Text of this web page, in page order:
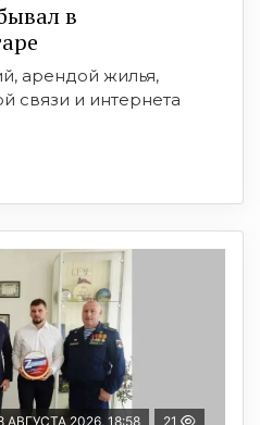
в
арендой жилья,
связи и интернета
АВГУСТА 2026, 18:58 21